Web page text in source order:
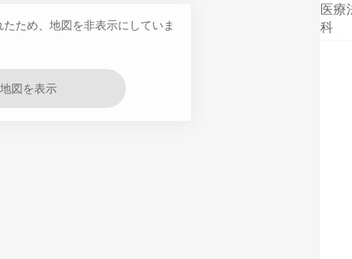
ため、地図を非表示にしていま
地図を表示
医
科